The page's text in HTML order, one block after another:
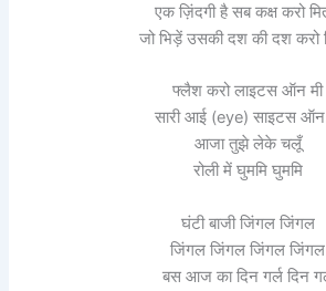
एक ज़िंदगी है सब कक्ष करो
जो भिड़ें उसकी दश की दश करो
फ्लैश करो लाइटस ऑन मी
सारी आई (eye) साइटस ऑन
आजा तुझे लेके चलूँ
रोली में घुममि घुममि
घंटी बाजी जिंगल जिंगल
जिंगल जिंगल जिंगल जिंगल
बस आज का दिन गर्ल दिन